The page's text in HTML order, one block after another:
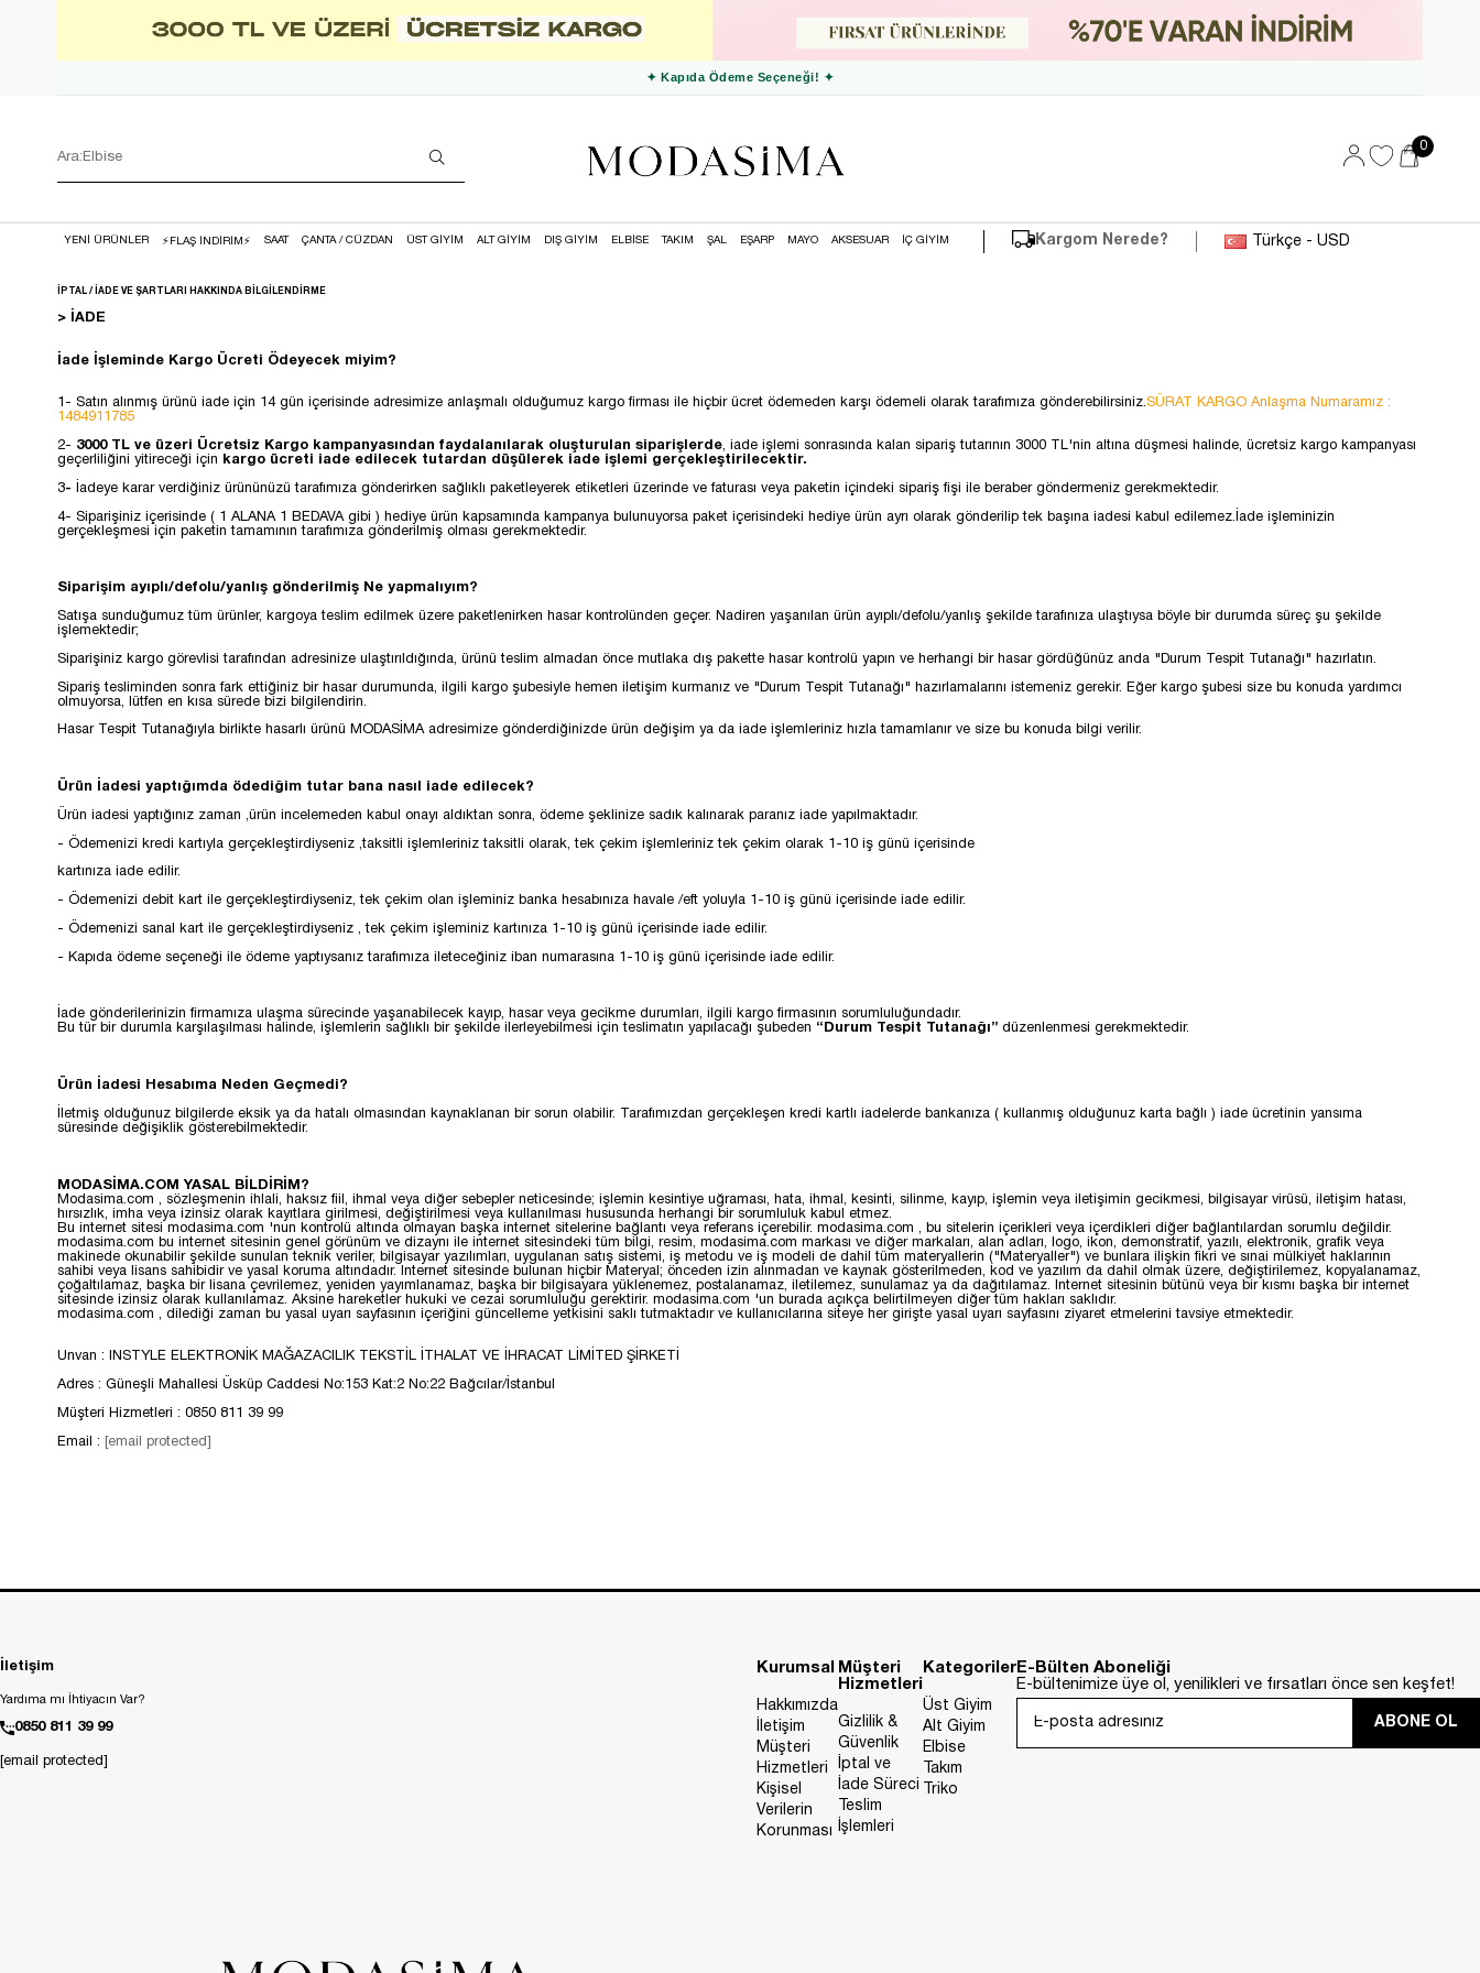
✦ Kapıda Ödeme Seçeneği! ✦
0
YENİ ÜRÜNLER ⚡FLAŞ İNDİRİM⚡ SAAT ÇANTA / CÜZDAN ÜST GİYİM ALT GİYİM DIŞ GİYİM ELBİSE TAKIM ŞAL EŞARP MAYO AKSESUAR İÇ GİYİM Kargom Nerede? Türkçe - USD
İPTAL / İADE VE ŞARTLARI HAKKINDA BİLGİLENDİRME
> İADE
İade İşleminde Kargo Ücreti Ödeyecek miyim?
1- Satın alınmış ürünü iade için 14 gün içerisinde adresimize anlaşmalı olduğumuz kargo firması ile hiçbir ücret ödemeden karşı ödemeli olarak tarafımıza gönderebilirsiniz.SÜRAT KARGO Anlaşma Numaramız :
1484911785
2- 3000 TL ve üzeri Ücretsiz Kargo kampanyasından faydalanılarak oluşturulan siparişlerde, iade işlemi sonrasında kalan sipariş tutarının 3000 TL'nin altına düşmesi halinde, ücretsiz kargo kampanyası
geçerliliğini yitireceği için kargo ücreti iade edilecek tutardan düşülerek iade işlemi gerçekleştirilecektir.
3- İadeye karar verdiğiniz ürününüzü tarafımıza gönderirken sağlıklı paketleyerek etiketleri üzerinde ve faturası veya paketin içindeki sipariş fişi ile beraber göndermeniz gerekmektedir.
4- Siparişiniz içerisinde ( 1 ALANA 1 BEDAVA gibi ) hediye ürün kapsamında kampanya bulunuyorsa paket içerisindeki hediye ürün ayrı olarak gönderilip tek başına iadesi kabul edilemez.İade işleminizin
gerçekleşmesi için paketin tamamının tarafımıza gönderilmiş olması gerekmektedir.
Siparişim ayıplı/defolu/yanlış gönderilmiş Ne yapmalıyım?
Satışa sunduğumuz tüm ürünler, kargoya teslim edilmek üzere paketlenirken hasar kontrolünden geçer. Nadiren yaşanılan ürün ayıplı/defolu/yanlış şekilde tarafınıza ulaştıysa böyle bir durumda süreç şu şekilde
işlemektedir;
Siparişiniz kargo görevlisi tarafından adresinize ulaştırıldığında, ürünü teslim almadan önce mutlaka dış pakette hasar kontrolü yapın ve herhangi bir hasar gördüğünüz anda "Durum Tespit Tutanağı" hazırlatın.
Sipariş tesliminden sonra fark ettiğiniz bir hasar durumunda, ilgili kargo şubesiyle hemen iletişim kurmanız ve "Durum Tespit Tutanağı" hazırlamalarını istemeniz gerekir. Eğer kargo şubesi size bu konuda yardımcı
olmuyorsa, lütfen en kısa sürede bizi bilgilendirin.
Hasar Tespit Tutanağıyla birlikte hasarlı ürünü MODASİMA adresimize gönderdiğinizde ürün değişim ya da iade işlemleriniz hızla tamamlanır ve size bu konuda bilgi verilir.
Ürün İadesi yaptığımda ödediğim tutar bana nasıl iade edilecek?
Ürün iadesi yaptığınız zaman ,ürün incelemeden kabul onayı aldıktan sonra, ödeme şeklinize sadık kalınarak paranız iade yapılmaktadır.
- Ödemenizi kredi kartıyla gerçekleştirdiyseniz ,taksitli işlemleriniz taksitli olarak, tek çekim işlemleriniz tek çekim olarak 1-10 iş günü içerisinde
kartınıza iade edilir.
- Ödemenizi debit kart ile gerçekleştirdiyseniz, tek çekim olan işleminiz banka hesabınıza havale /eft yoluyla 1-10 iş günü içerisinde iade edilir.
- Ödemenizi sanal kart ile gerçekleştirdiyseniz , tek çekim işleminiz kartınıza 1-10 iş günü içerisinde iade edilir.
- Kapıda ödeme seçeneği ile ödeme yaptıysanız tarafımıza ileteceğiniz iban numarasına 1-10 iş günü içerisinde iade edilir.
İade gönderilerinizin firmamıza ulaşma sürecinde yaşanabilecek kayıp, hasar veya gecikme durumları, ilgili kargo firmasının sorumluluğundadır.
Bu tür bir durumla karşılaşılması halinde, işlemlerin sağlıklı bir şekilde ilerleyebilmesi için teslimatın yapılacağı şubeden “Durum Tespit Tutanağı” düzenlenmesi gerekmektedir.
Ürün İadesi Hesabıma Neden Geçmedi?
İletmiş olduğunuz bilgilerde eksik ya da hatalı olmasından kaynaklanan bir sorun olabilir. Tarafımızdan gerçekleşen kredi kartlı iadelerde bankanıza ( kullanmış olduğunuz karta bağlı ) iade ücretinin yansıma
süresinde değişiklik gösterebilmektedir.
MODASİMA.COM YASAL BİLDİRİM?
Modasima.com , sözleşmenin ihlali, haksız fiil, ihmal veya diğer sebepler neticesinde; işlemin kesintiye uğraması, hata, ihmal, kesinti, silinme, kayıp, işlemin veya iletişimin gecikmesi, bilgisayar virüsü, iletişim hatası,
hırsızlık, imha veya izinsiz olarak kayıtlara girilmesi, değiştirilmesi veya kullanılması hususunda herhangi bir sorumluluk kabul etmez.
Bu internet sitesi modasima.com 'nun kontrolü altında olmayan başka internet sitelerine bağlantı veya referans içerebilir. modasima.com , bu sitelerin içerikleri veya içerdikleri diğer bağlantılardan sorumlu değildir.
modasima.com bu internet sitesinin genel görünüm ve dizaynı ile internet sitesindeki tüm bilgi, resim, modasima.com markası ve diğer markaları, alan adları, logo, ikon, demonstratif, yazılı, elektronik, grafik veya
makinede okunabilir şekilde sunulan teknik veriler, bilgisayar yazılımları, uygulanan satış sistemi, iş metodu ve iş modeli de dahil tüm materyallerin ("Materyaller") ve bunlara ilişkin fikri ve sınai mülkiyet haklarının
sahibi veya lisans sahibidir ve yasal koruma altındadır. Internet sitesinde bulunan hiçbir Materyal; önceden izin alınmadan ve kaynak gösterilmeden, kod ve yazılım da dahil olmak üzere, değiştirilemez, kopyalanamaz,
çoğaltılamaz, başka bir lisana çevrilemez, yeniden yayımlanamaz, başka bir bilgisayara yüklenemez, postalanamaz, iletilemez, sunulamaz ya da dağıtılamaz. Internet sitesinin bütünü veya bir kısmı başka bir internet
sitesinde izinsiz olarak kullanılamaz. Aksine hareketler hukuki ve cezai sorumluluğu gerektirir. modasima.com 'un burada açıkça belirtilmeyen diğer tüm hakları saklıdır.
modasima.com , dilediği zaman bu yasal uyarı sayfasının içeriğini güncelleme yetkisini saklı tutmaktadır ve kullanıcılarına siteye her girişte yasal uyarı sayfasını ziyaret etmelerini tavsiye etmektedir.
Unvan : INSTYLE ELEKTRONİK MAĞAZACILIK TEKSTİL İTHALAT VE İHRACAT LİMİTED ŞİRKETİ
Adres : Güneşli Mahallesi Üsküp Caddesi No:153 Kat:2 No:22 Bağcılar/İstanbul
Müşteri Hizmetleri : 0850 811 39 99
Email : [email protected]
İletişim
Yardıma mı İhtiyacın Var?
0850 811 39 99
[email protected]
Kurumsal
Hakkımızda
İletişim
Müşteri
Hizmetleri
Kişisel
Verilerin
Korunması
Müşteri
Hizmetleri
Gizlilik &
Güvenlik
İptal ve
İade Süreci
Teslim
İşlemleri
Kategoriler
Üst Giyim
Alt Giyim
Elbise
Takım
Triko
E-Bülten Aboneliği
E-bültenimize üye ol, yenilikleri ve fırsatları önce sen keşfet!
ABONE OL